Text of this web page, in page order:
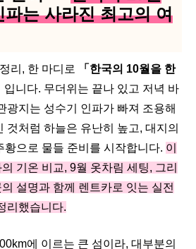
는 사라진 최고의 여
리, 한 마디로
「한국의 10월을 한
입니다. 무더위는 끝나 있고 저녁 바
광지는 성수기 인파가 빠져 조용해
것처럼 하늘은 유난히 높고, 대지의
황으로 물들 준비를 시작합니다. 이
기온 비교, 9월 옷차림 세팅, 그리
설명과 함께 렌트카로 잇는 실전
리했습니다.
에 이르는 큰 섬이라, 대부분의